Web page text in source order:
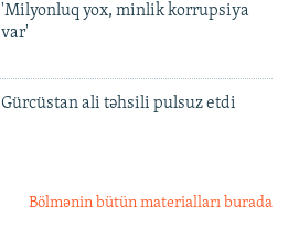
'Milyonluq yox, minlik korrupsiya
var'
Gürcüstan ali təhsili pulsuz etdi
Bölmənin bütün materialları burada